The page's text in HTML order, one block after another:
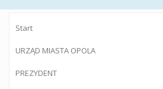
Start
URZĄD MIASTA OPOLA
PREZYDENT